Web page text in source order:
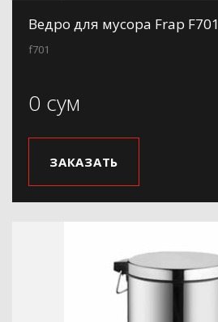
Ведро для мусора Frap F701
f701
0 сум
ЗАКАЗАТЬ